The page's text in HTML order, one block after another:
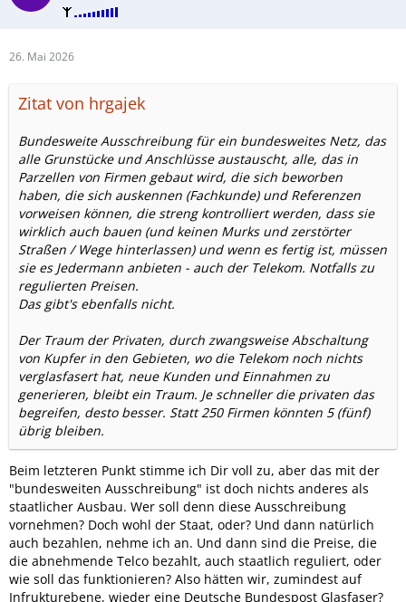
26. Mai 2026
Zitat von hrgajek
Bundesweite Ausschreibung für ein bundesweites Netz, das
alle Grunstücke und Anschlüsse austauscht, alle, das in
Parzellen von Firmen gebaut wird, die sich beworben
haben, die sich auskennen (Fachkunde) und Referenzen
vorweisen können, die streng kontrolliert werden, dass sie
wirklich auch bauen (und keinen Murks und zerstörter
Straßen / Wege hinterlassen) und wenn es fertig ist, müssen
sie es Jedermann anbieten - auch der Telekom. Notfalls zu
regulierten Preisen.
Das gibt's ebenfalls nicht.
Der Traum der Privaten, durch zwangsweise Abschaltung
von Kupfer in den Gebieten, wo die Telekom noch nichts
verglasfasert hat, neue Kunden und Einnahmen zu
generieren, bleibt ein Traum. Je schneller die privaten das
begreifen, desto besser. Statt 250 Firmen könnten 5 (fünf)
übrig bleiben.
Beim letzteren Punkt stimme ich Dir voll zu, aber das mit der
"bundesweiten Ausschreibung" ist doch nichts anderes als
staatlicher Ausbau. Wer soll denn diese Ausschreibung
vornehmen? Doch wohl der Staat, oder? Und dann natürlich
auch bezahlen, nehme ich an. Und dann sind die Preise, die
die abnehmende Telco bezahlt, auch staatlich reguliert, oder
wie soll das funktionieren? Also hätten wir, zumindest auf
Infrukturebene, wieder eine Deutsche Bundespost Glasfaser?